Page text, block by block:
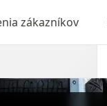
zákazníkov